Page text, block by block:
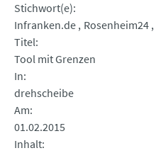
Stichwort(e)
Infranken.de Rosenheim24
Titel
Tool mit Grenzen
In
drehscheibe
Am
01.02.2015
Inhalt